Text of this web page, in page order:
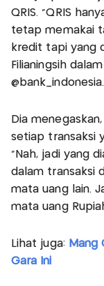
QRIS. “QRIS
tetap memakai
kredit tapi yang
Filianingsih
@bank_indonesia.
Dia
setiap transaksi
"Nah, jadi yang
dalam transaksi
mata uang lain.
mata uang
Lihat juga: Mang
Gara Ini